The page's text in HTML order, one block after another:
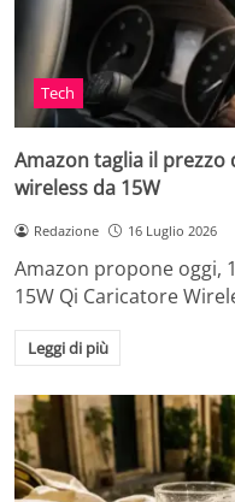
Tech
Amazon taglia il
wireless da 15W
Redazione 16 Luglio 2026
Amazon propone oggi,
15W Qi Caricatore
Leggi di più